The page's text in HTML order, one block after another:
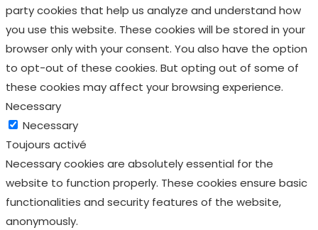
party cookies that help us analyze and understand how
you use this website. These cookies will be stored in your
browser only with your consent. You also have the option
to opt-out of these cookies. But opting out of some of
these cookies may affect your browsing experience.
Necessary
Necessary
Toujours activé
Necessary cookies are absolutely essential for the
website to function properly. These cookies ensure basic
functionalities and security features of the website,
anonymously.